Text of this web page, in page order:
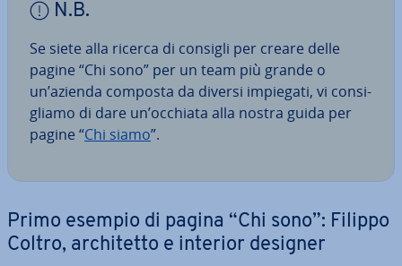
N.B.
Se siete alla ricerca di consigli per creare delle
pagine “Chi sono” per un team più grande o
un’azienda composta da diversi impiegati, vi con­si­
glia­mo di dare un’occhiata alla nostra guida per
pagine “Chi siamo”.
Primo esempio di pagina “Chi sono”: Filippo
Coltro, ar­chi­tet­to e interior designer